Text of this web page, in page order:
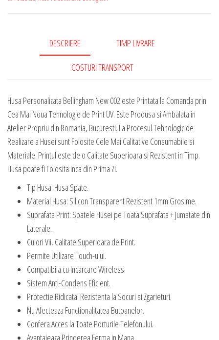
BellinghamDESCRIERE TIMP LIVRARE
COSTURI TRANSPORT
Husa Personalizata Bellingham New 002 este Printata la Comanda prin
Cea Mai Noua Tehnologie de Print UV. Este Produsa si Ambalata in
Atelier Propriu din Romania, Bucuresti. La Procesul Tehnologic de
Realizare a Husei sunt Folosite Cele Mai Calitative Consumabile si
Materiale. Printul este de o Calitate Superioara si Rezistent in Timp.
Husa poate fi Folosita inca din Prima Zi.
Tip Husa: Husa Spate.
Material Husa: Silicon Transparent Rezistent 1mm Grosime.
Suprafata Print: Spatele Husei pe Toata Suprafata + Jumatate din
Laterale.
Culori Vii, Calitate Superioara de Print.
Permite Utilizare Touch-ului.
Compatibila cu Incarcare Wireless.
Sistem Anti-Condens Eficient.
Protectie Ridicata. Rezistenta la Socuri si Zgarieturi.
Nu Afecteaza Functionalitatea Butoanelor.
Confera Acces la Toate Porturile Telefonului.
Avantajeaza Prinderea Ferma in Mana.